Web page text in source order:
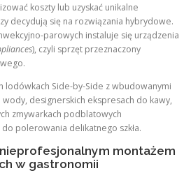
koszty lub uzyskać unikalne
decydują się na rozwiązania hybrydowe.
parowych instaluje się urządzenia
), czyli sprzęt przeznaczony
lodówkach Side-by-Side z wbudowanymi
designerskich ekspresach do kawy,
zmywarkach podblatowych
polerowania delikatnego szkła.
montażem
w gastronomii